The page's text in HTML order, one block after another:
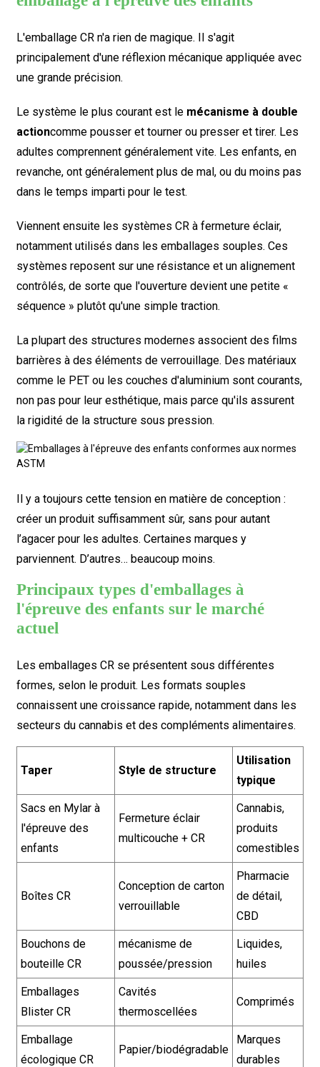
L'emballage CR n'a rien de magique. Il s'agit
principalement d'une réflexion mécanique appliquée avec
une grande précision.
Le système le plus courant est le mécanisme à double
actioncomme pousser et tourner ou presser et tirer. Les
adultes comprennent généralement vite. Les enfants, en
revanche, ont généralement plus de mal, ou du moins pas
dans le temps imparti pour le test.
Viennent ensuite les systèmes CR à fermeture éclair,
notamment utilisés dans les emballages souples. Ces
systèmes reposent sur une résistance et un alignement
contrôlés, de sorte que l'ouverture devient une petite «
séquence » plutôt qu'une simple traction.
La plupart des structures modernes associent des films
barrières à des éléments de verrouillage. Des matériaux
comme le PET ou les couches d'aluminium sont courants,
non pas pour leur esthétique, mais parce qu'ils assurent
la rigidité de la structure sous pression.
Il y a toujours cette tension en matière de conception :
créer un produit suffisamment sûr, sans pour autant
l’agacer pour les adultes. Certaines marques y
parviennent. D’autres… beaucoup moins.
Principaux types d'emballages à
l'épreuve des enfants sur le marché
actuel
Les emballages CR se présentent sous différentes
formes, selon le produit. Les formats souples
connaissent une croissance rapide, notamment dans les
secteurs du cannabis et des compléments alimentaires.
Taper Style de structure
Utilisation
typique
Sacs en Mylar à
l'épreuve des
enfants
Fermeture éclair
multicouche + CR
Cannabis,
produits
comestibles
Boîtes CR
Conception de carton
verrouillable
Pharmacie
de détail,
CBD
Bouchons de
bouteille CR
mécanisme de
poussée/pression
Liquides,
huiles
Emballages
Blister CR
Cavités
thermoscellées
Comprimés
Emballage
écologique CR
Papier/biodégradable
Marques
durables